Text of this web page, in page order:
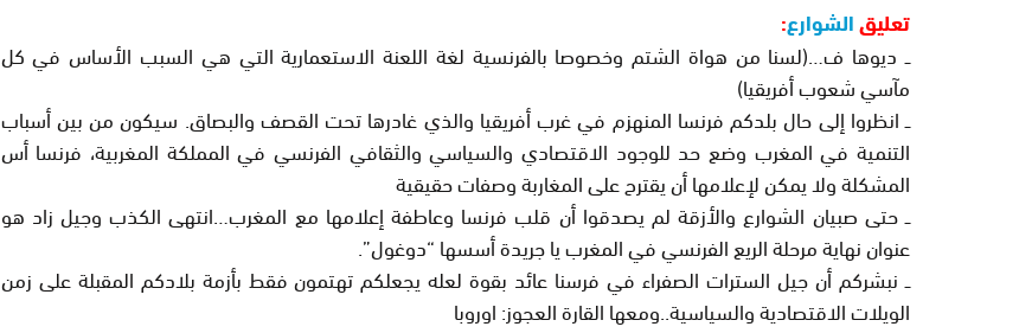
تعليقالشوارع:
ــ ديوها ف…(لسنا من هواة الشتم وخصوصا بالفرنسية لغة اللعنة الاستعمارية التي هي السبب الأساس في كل
مآسي شعوب أفريقيا)
ــ انظروا إلى حال بلدكم فرنسا المنهزم في غرب أفريقيا والذي غادرها تحت القصف والبصاق. سيكون من بين أسباب
التنمية في المغرب وضع حد للوجود الاقتصادي والسياسي والثقافي الفرنسي في المملكة المغربية، فرنسا أس
المشكلة ولا يمكن لإعلامها أن يقترح على المغاربة وصفات حقيقية
ــ حتى صبيان الشوارع والأزقة لم يصدقوا أن قلب فرنسا وعاطفة إعلامها مع المغرب…انتهى الكذب وجيل زاد هو
عنوان نهاية مرحلة الريع الفرنسي في المغرب يا جريدة أسسها “دوغول”.
ــ نبشركم أن جيل السترات الصفراء في فرسنا عائد بقوة لعله يجعلكم تهتمون فقط بأزمة بلادكم المقبلة على زمن
الويلات الاقتصادية والسياسية..ومعها القارة العجوز: اوروبا